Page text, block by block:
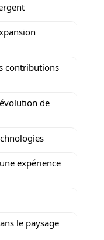
contributions
de
expérience
le paysage